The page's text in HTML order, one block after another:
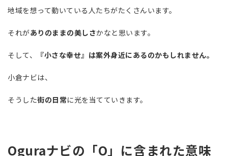
地域を想って動いている人たちがたくさんいます。
それがありのままの美しさかなと思います。
そして、 『小さな幸せ』は案外身近にあるのかもしれません。
小倉ナビは、
そうした街の日常に光を当てていきます。
Oguraナビの「O」に含まれた意味